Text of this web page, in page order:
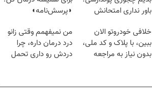
باور نداری امتحانش
◗پرسش‌نامه◖
خلافی خودروتو الان
ببین، با پلاک و کد ملی،
بدون نیاز به مراجعه
من نمیفهمم وقتی زانو
درد درمان داره، چرا
دردش رو داری تحمل